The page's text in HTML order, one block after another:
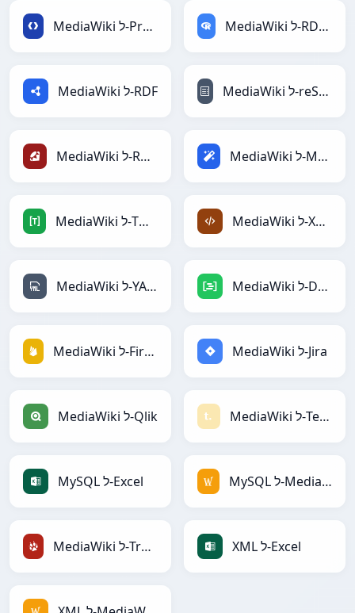
MediaWiki ל-Protobuf MediaWiki ל-RDataFrame
MediaWiki ל-RDF MediaWiki ל-reStructuredText
MediaWiki ל-Ruby MediaWiki ל-Magic
MediaWiki ל-TOML MediaWiki ל-XML
MediaWiki ל-YAML MediaWiki ל-DAX
MediaWiki ל-Firebase MediaWiki ל-Jira
MediaWiki ל-Qlik MediaWiki ל-Textile
MySQL ל-Excel MySQL ל-MediaWiki
MediaWiki ל-TracWiki XML ל-Excel